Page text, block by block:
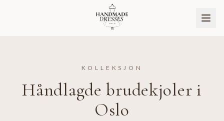
KOLLEKSJON
Håndlagde brudekjoler i
Oslo